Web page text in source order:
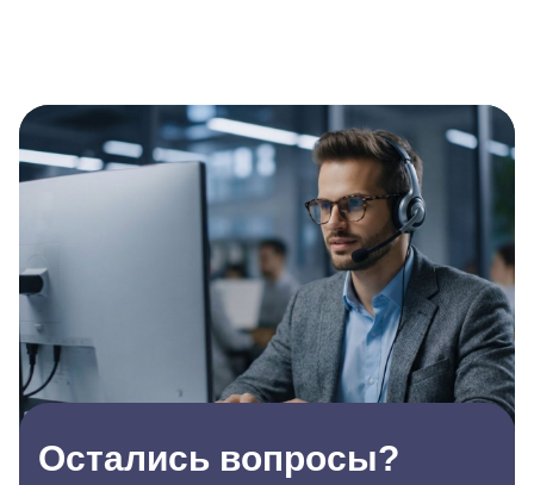
Остались вопросы?